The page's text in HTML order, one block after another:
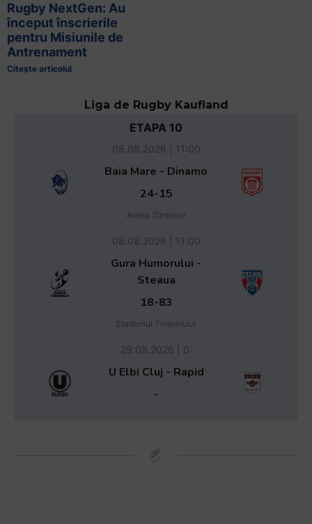
Rugby NextGen: Au
început înscrierile
pentru Misiunile de
Antrenament
Citește articolul
Liga de Rugby Kaufland
ETAPA 10
08.08.2026 | 11:00
Baia Mare - Dinamo
24-15
Arena Zimbrilor
08.08.2026 | 11:00
Gura Humorului -
Steaua
18-83
Stadionul Tineretului
29.08.2026 | 0:
U Elbi Cluj - Rapid
-